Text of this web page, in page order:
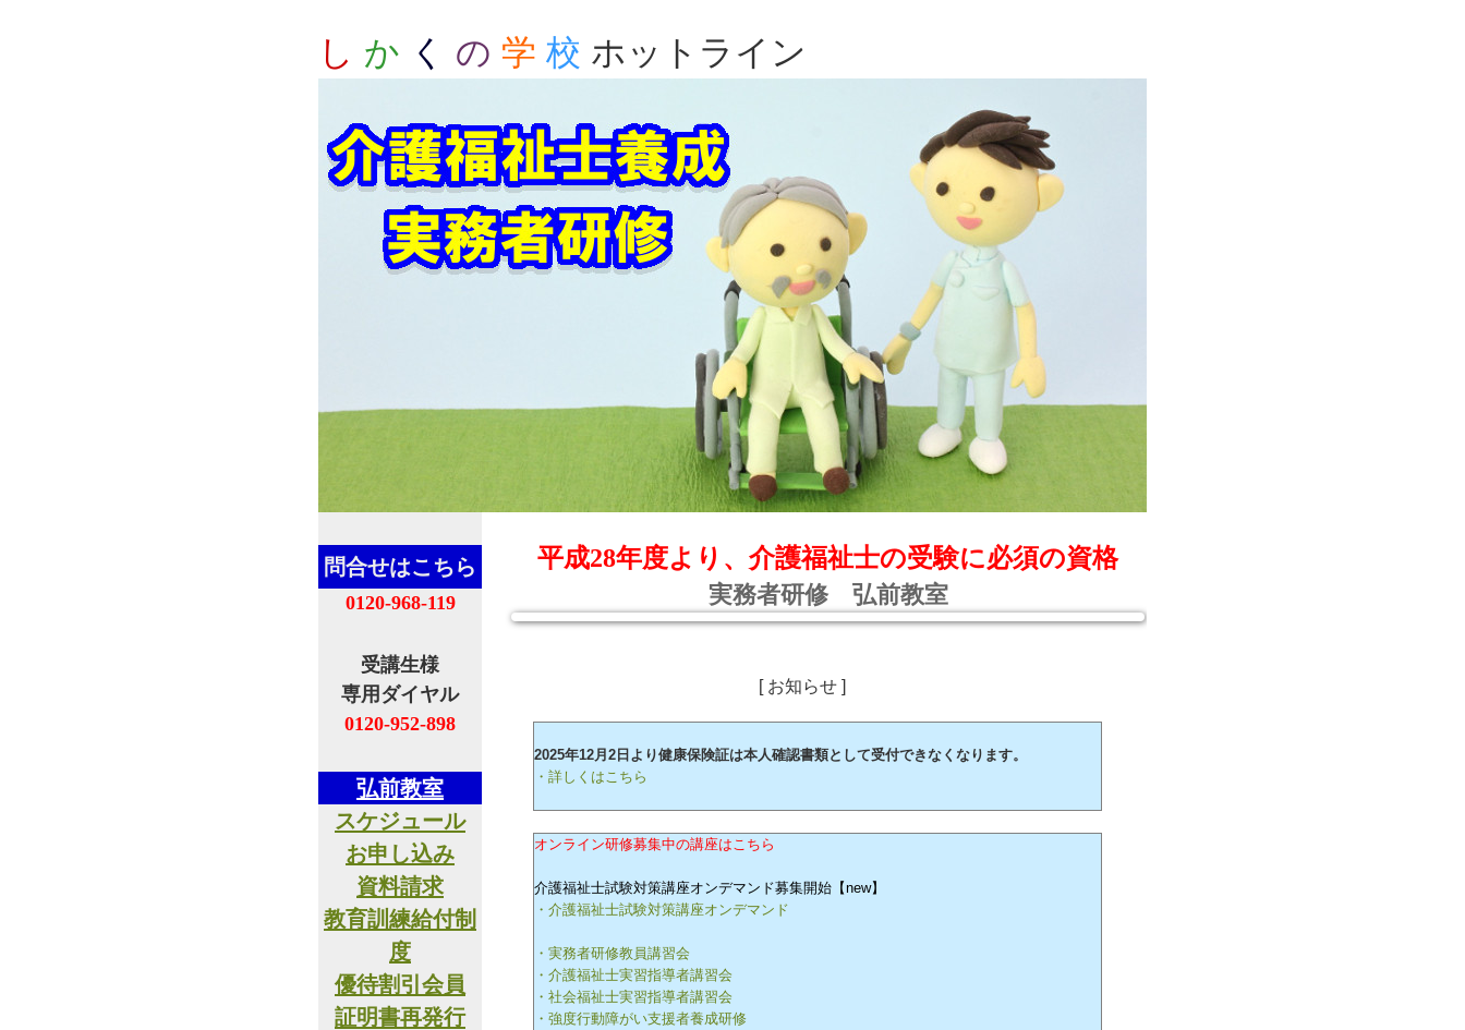
し か く の 学 校 ホットライン
平成28年度より、介護福祉士の受験に必須の資格
実務者研修 弘前教室
[ お知らせ ]
2025年12月2日より健康保険証は本人確認書類として受付できなくなります。
・詳しくはこちら
オンライン研修募集中の講座はこちら
介護福祉士試験対策講座オンデマンド募集開始【new】
・介護福祉士試験対策講座オンデマンド
・実務者研修教員講習会
・介護福祉士実習指導者講習会
・社会福祉士実習指導者講習会
・強度行動障がい支援者養成研修
問合せはこちら
0120-968-119
受講生様
専用ダイヤル
0120-952-898
弘前教室
スケジュール
お申し込み
資料請求
教育訓練給付制
度
優待割引会員
証明書再発行